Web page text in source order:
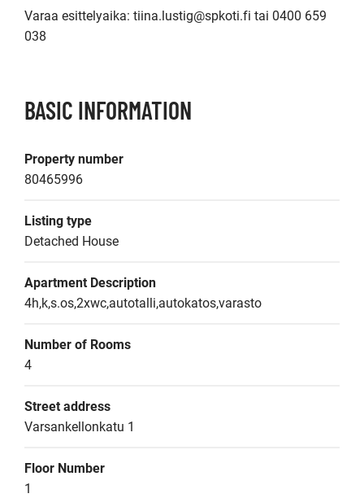
Varaa esittelyaika: tiina.lustig@spkoti.fi tai 0400 659
038
BASIC INFORMATION
Property number
80465996
Listing type
Detached House
Apartment Description
4h,k,s.os,2xwc,autotalli,autokatos,varasto
Number of Rooms
4
Street address
Varsankellonkatu 1
Floor Number
1